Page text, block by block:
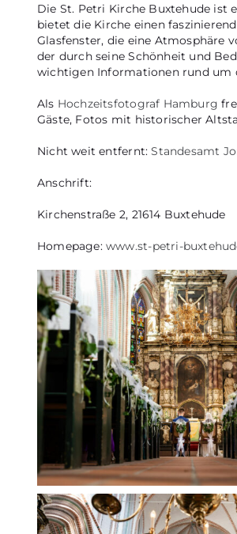
Die St. Petri Kirche Buxtehude ist
bietet die Kirche einen
Glasfenster, die eine Atmosphäre
der durch seine Schönheit und
wichtigen Informationen rund um
Als Hochzeitsfotograf Hamburg
Gäste, Fotos mit historischer
Nicht weit entfernt:Standesamt
Anschrift:
Kirchenstraße 2, 21614 Buxtehude
Homepage:www.st-petri-